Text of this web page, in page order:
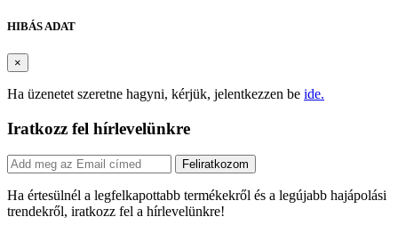
HIBÁS ADAT
×
Ha üzenetet szeretne hagyni, kérjük, jelentkezzen be ide.
Iratkozz fel hírlevelünkre
Feliratkozom
Ha értesülnél a legfelkapottabb termékekről és a legújabb hajápolási
trendekről, iratkozz fel a hírlevelünkre!